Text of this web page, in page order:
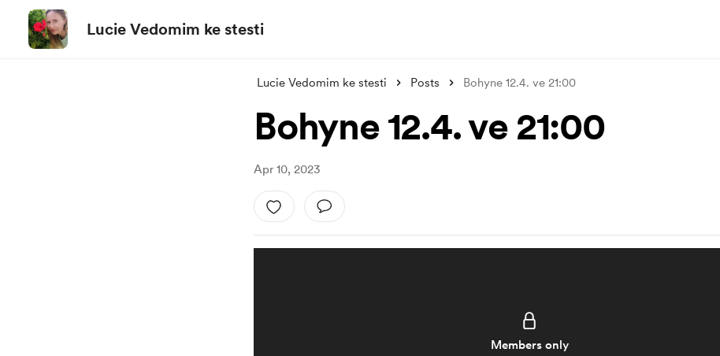
Lucie Vedomim ke stesti
Lucie Vedomim ke stesti Posts Bohyne 12.4. ve 21:00
Bohyne 12.4. ve 21:00
Apr 10, 2023
Members only